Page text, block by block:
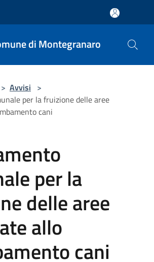
di Montegranaro
> Avvisi >
per la fruizione delle aree
cani
per la
delle aree
allo
cani